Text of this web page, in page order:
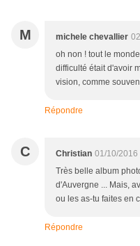
M michele chevallier
oh non ! tout le
difficulté était d'avoir
vision, comme
Répondre
C Christian 01/10/2016
Très belle album
d'Auvergne ... Mais,
ou les as-tu faites en
Répondre